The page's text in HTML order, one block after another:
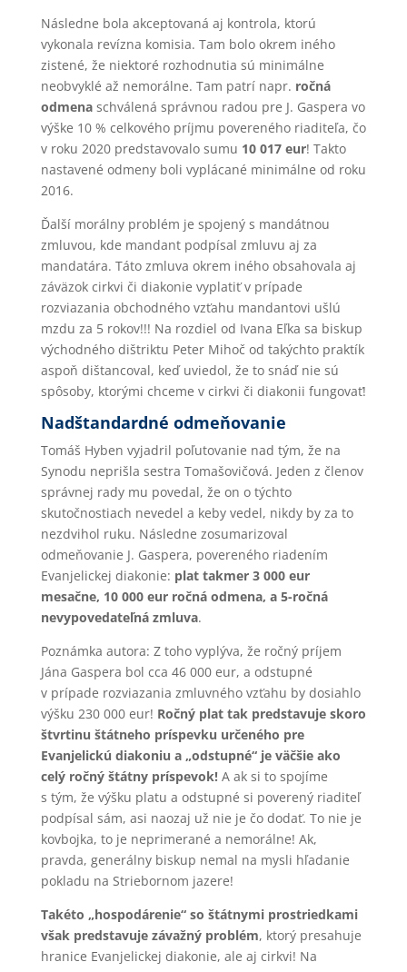
Následne bola akceptovaná aj kontrola, ktorú
vykonala revízna komisia. Tam bolo okrem iného
zistené, že niektoré rozhodnutia sú minimálne
neobvyklé až nemorálne. Tam patrí napr. ročná
odmenaschválená správnou radou pre J. Gaspera vo
výške 10 % celkového príjmu povereného riaditeľa, čo
v roku 2020 predstavovalo sumu 10 017 eur! Takto
nastavené odmeny boli vyplácané minimálne od roku
2016.
Ďalší morálny problém je spojený s mandátnou
zmluvou, kde mandant podpísal zmluvu aj za
mandatára. Táto zmluva okrem iného obsahovala aj
záväzok cirkvi či diakonie vyplatiť v prípade
rozviazania obchodného vzťahu mandantovi ušlú
mzdu za 5 rokov!!! Na rozdiel od Ivana Eľka sa biskup
východného dištriktu Peter Mihoč od takýchto praktík
aspoň dištancoval, keď uviedol, že to snáď nie sú
spôsoby, ktorými chceme v cirkvi či diakonii fungovať!
Nadštandardné odmeňovanie
Tomáš Hyben vyjadril poľutovanie nad tým, že na
Synodu neprišla sestra Tomašovičová. Jeden z členov
správnej rady mu povedal, že on o týchto
skutočnostiach nevedel a keby vedel, nikdy by za to
nezdvihol ruku. Následne zosumarizoval
odmeňovanie J. Gaspera, povereného riadením
Evanjelickej diakonie: plat takmer 3 000 eur
mesačne, 10 000 eur ročná odmena, a 5-ročná
nevypovedateľná zmluva.
Poznámka autora: Z toho vyplýva, že ročný príjem
Jána Gaspera bol cca 46 000 eur, a odstupné
v prípade rozviazania zmluvného vzťahu by dosiahlo
výšku 230 000 eur! Ročný plat tak predstavuje skoro
štvrtinu štátneho príspevku určeného pre
Evanjelickú diakoniu a „odstupné“ je väčšie ako
celý ročný štátny príspevok!A ak si to spojíme
s tým, že výšku platu a odstupné si poverený riaditeľ
podpísal sám, asi naozaj už nie je čo dodať. To nie je
kovbojka, to je neprimerané a nemorálne! Ak,
pravda, generálny biskup nemal na mysli hľadanie
pokladu na Striebornom jazere!
Takéto „hospodárenie“ so štátnymi prostriedkami
však predstavuje závažný problém, ktorý presahuje
hranice Evanjelickej diakonie, ale aj cirkvi! Na